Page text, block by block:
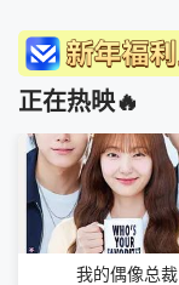
正在热映🔥
我的偶像总裁